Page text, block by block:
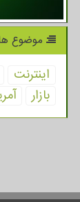
موضوع
اینترنت
بازار